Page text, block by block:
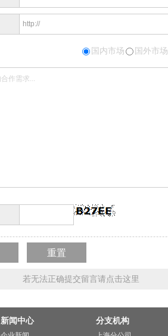
国内市场 国外市场
若无法正确提交留言请点击这里
新闻中心 分支机构